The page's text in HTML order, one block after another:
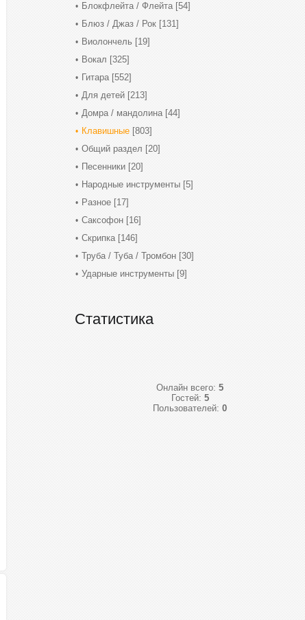
Блокфлейта / Флейта [54]
Блюз / Джаз / Рок [131]
Виолончель [19]
Вокал [325]
Гитара [552]
Для детей [213]
Домра / мандолина [44]
Клавишные [803]
Общий раздел [20]
Песенники [20]
Народные инструменты [5]
Разное [17]
Саксофон [16]
Скрипка [146]
Труба / Туба / Тромбон [30]
Ударные инструменты [9]
Статистика
Онлайн всего: 5
Гостей: 5
Пользователей: 0